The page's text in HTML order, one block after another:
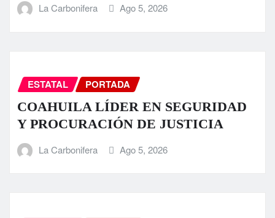
La Carbonifera Ago 5, 2026
ESTATAL PORTADA
COAHUILA LÍDER EN SEGURIDAD
Y PROCURACIÓN DE JUSTICIA
La Carbonifera Ago 5, 2026